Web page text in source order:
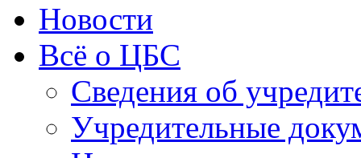
Новости
Всё о ЦБС
Сведения об
Учредительные